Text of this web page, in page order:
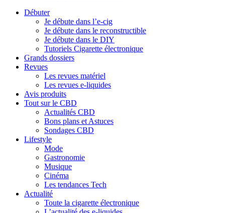
Débuter
Je débute dans l’e-cig
Je débute dans le reconstructible
Je débute dans le DIY
Tutoriels Cigarette électronique
Grands dossiers
Revues
Les revues matériel
Les revues e-liquides
Avis produits
Tout sur le CBD
Actualités CBD
Bons plans et Astuces
Sondages CBD
Lifestyle
Mode
Gastronomie
Musique
Cinéma
Les tendances Tech
Actualité
Toute la cigarette électronique